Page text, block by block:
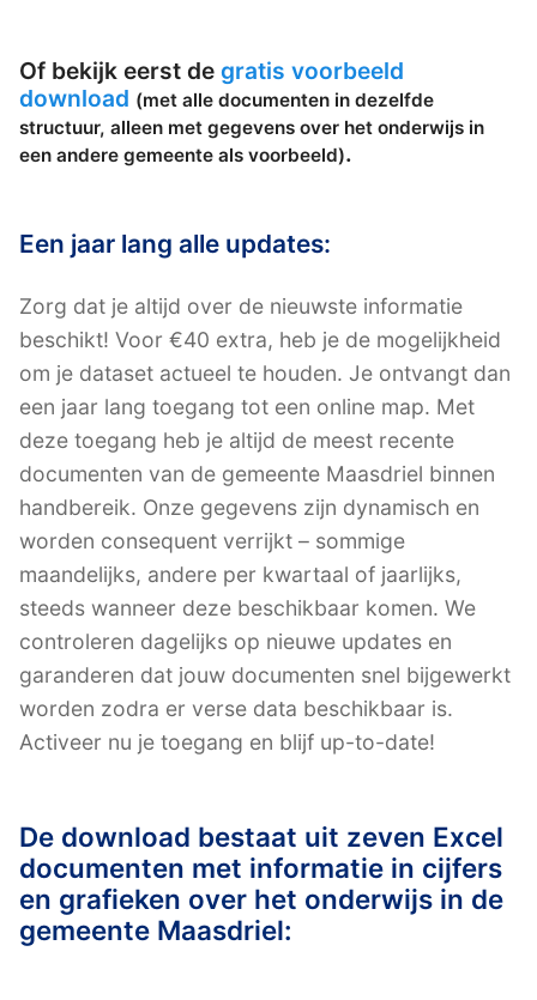
Of bekijk eerst de gratis voorbeeld
download (met alle documenten in dezelfde
structuur, alleen met gegevens over het onderwijs in
een andere gemeente als voorbeeld).
Een jaar lang alle updates:
Zorg dat je altijd over de nieuwste informatie
beschikt! Voor €40 extra, heb je de mogelijkheid
om je dataset actueel te houden. Je ontvangt dan
een jaar lang toegang tot een online map. Met
deze toegang heb je altijd de meest recente
documenten van de gemeente Maasdriel binnen
handbereik. Onze gegevens zijn dynamisch en
worden consequent verrijkt – sommige
maandelijks, andere per kwartaal of jaarlijks,
steeds wanneer deze beschikbaar komen. We
controleren dagelijks op nieuwe updates en
garanderen dat jouw documenten snel bijgewerkt
worden zodra er verse data beschikbaar is.
Activeer nu je toegang en blijf up-to-date!
De download bestaat uit zeven Excel
documenten met informatie in cijfers
en grafieken over het onderwijs in de
gemeente Maasdriel: